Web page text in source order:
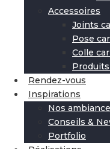
Accessoires
Joints
Pose
Colle
Rendez-vous
Inspirations
Nos
Conseils &
Portfolio